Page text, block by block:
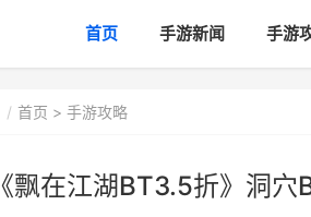
首页 手游新闻 手游
首页 > 手游攻略
《飘在江湖BT3.5折》洞